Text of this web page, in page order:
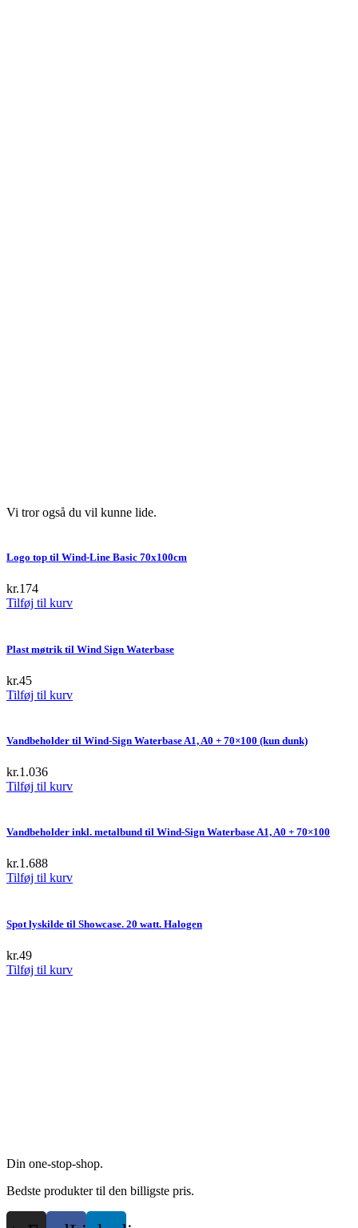
Vi tror også du vil kunne lide.
Logo top til Wind-Line Basic 70x100cm
kr.174
Tilføj til kurv
Plast møtrik til Wind Sign Waterbase
kr.45
Tilføj til kurv
Vandbeholder til Wind-Sign Waterbase A1, A0 + 70×100 (kun dunk)
kr.1.036
Tilføj til kurv
Vandbeholder inkl. metalbund til Wind-Sign Waterbase A1, A0 + 70×100
kr.1.688
Tilføj til kurv
Spot lyskilde til Showcase. 20 watt. Halogen
kr.49
Tilføj til kurv
Din one-stop-shop.
Bedste produkter til den billigste pris.